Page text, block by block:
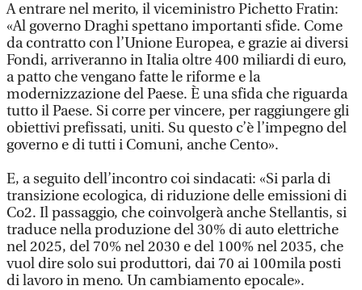
A entrare nel merito, il viceministro Pichetto Fratin:
«Al governo Draghi spettano importanti sfide. Come
da contratto con l’Unione Europea, e grazie ai diversi
Fondi, arriveranno in Italia oltre 400 miliardi di euro,
a patto che vengano fatte le riforme e la
modernizzazione del Paese. È una sfida che riguarda
tutto il Paese. Si corre per vincere, per raggiungere gli
obiettivi prefissati, uniti. Su questo c’è l’impegno del
governo e di tutti i Comuni, anche Cento».
E, a seguito dell’incontro coi sindacati: «Si parla di
transizione ecologica, di riduzione delle emissioni di
Co2. Il passaggio, che coinvolgerà anche Stellantis, si
traduce nella produzione del 30% di auto elettriche
nel 2025, del 70% nel 2030 e del 100% nel 2035, che
vuol dire solo sui produttori, dai 70 ai 100mila posti
di lavoro in meno. Un cambiamento epocale».